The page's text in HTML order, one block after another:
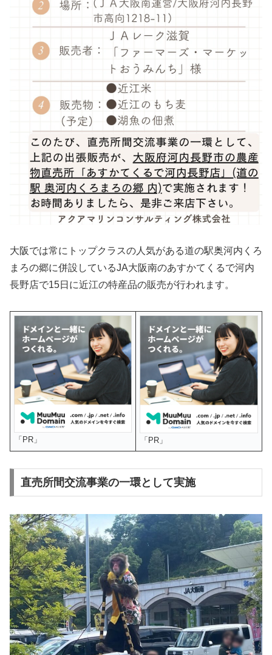
大阪では常にトップクラスの人気がある道の駅奥河内くろ
まろの郷に併設しているJA大阪南のあすかてくるで河内
長野店で15日に近江の特産品の販売が行われます。
「PR」 「PR」
直売所間交流事業の一環として実施